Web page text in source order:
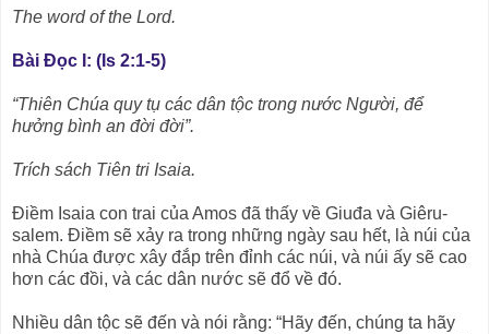
The word of the Lord.
Bài Ðọc I: (Is 2:1-5)
“Thiên Chúa quy tụ các dân tộc trong nước Người, để
hưởng bình an đời đời”.
Trích sách Tiên tri Isaia.
Ðiềm Isaia con trai của Amos đã thấy về Giuđa và Giêru-
salem. Ðiềm sẽ xảy ra trong những ngày sau hết, là núi của
nhà Chúa được xây đắp trên đỉnh các núi, và núi ấy sẽ cao
hơn các đồi, và các dân nước sẽ đổ về đó.
Nhiều dân tộc sẽ đến và nói rằng: “Hãy đến, chúng ta hãy